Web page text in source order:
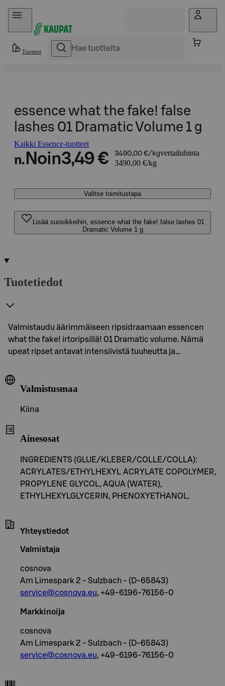
Hyppää sisältöön
Tuotteet
essence what the fake! false
lashes 01 Dramatic Volume 1 g
Kaikki Essence-tuotteet
n. Noin3,49 € 3490,00 €/kgvertailuhinta
3490,00 €/kg
Valitse toimitustapa
Lisää suosikkeihin, essence what the fake! false lashes 01
Dramatic Volume 1 g
Tuotetiedot
Valmistaudu äärimmäiseen ripsidraamaan essencen
what the fake! irtoripsillä! 01 Dramatic volume. Nämä
upeat ripset antavat intensiivistä tuuheutta ja…
Valmistusmaa
Kiina
Ainesosat
INGREDIENTS (GLUE/KLEBER/COLLE/COLLA):
ACRYLATES/ETHYLHEXYL ACRYLATE COPOLYMER,
PROPYLENE GLYCOL, AQUA (WATER),
ETHYLHEXYLGLYCERIN, PHENOXYETHANOL.
Yhteystiedot
Valmistaja
cosnova
Am Limespark 2 - Sulzbach - (D-65843)
service@cosnova.eu, +49-6196-76156-0
Markkinoija
cosnova
Am Limespark 2 - Sulzbach - (D-65843)
service@cosnova.eu, +49-6196-76156-0